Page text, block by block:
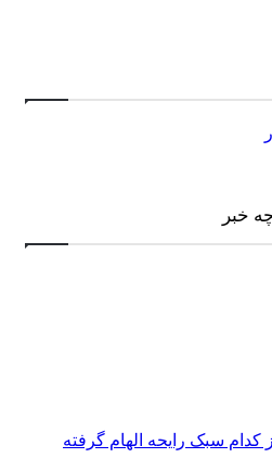
خبر
سبک رایحه الهام گرفته